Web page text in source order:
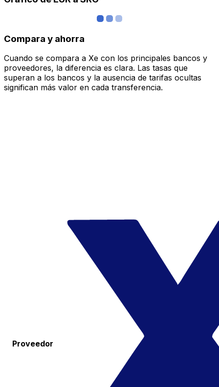
Compara y ahorra
Cuando se compara a Xe con los principales bancos y
proveedores, la diferencia es clara. Las tasas que
superan a los bancos y la ausencia de tarifas ocultas
significan más valor en cada transferencia.
Proveedor